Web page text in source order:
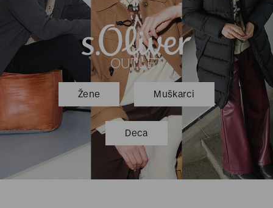
OUTLET
Žene Muškarci
Deca